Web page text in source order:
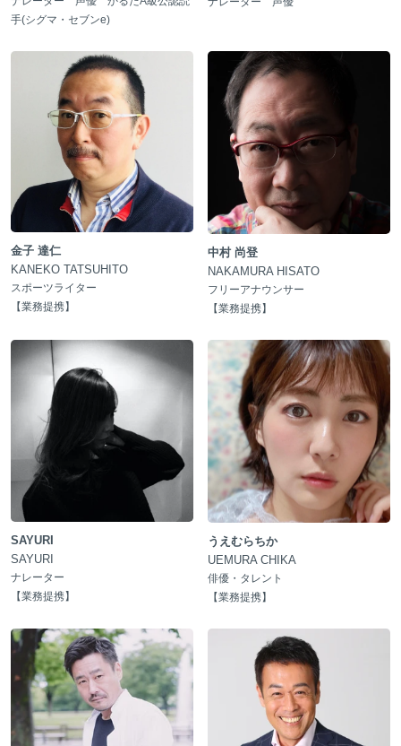
手(シグマ・セブンe)
金子 達仁
KANEKO TATSUHITO
スポーツライター
【業務提携】
中村 尚登
NAKAMURA HISATO
フリーアナウンサー
【業務提携】
SAYURI
SAYURI
ナレーター
【業務提携】
うえむらちか
UEMURA CHIKA
俳優・タレント
【業務提携】